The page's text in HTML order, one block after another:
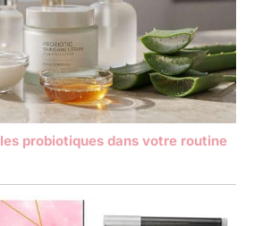
probiotiques dans votre routine